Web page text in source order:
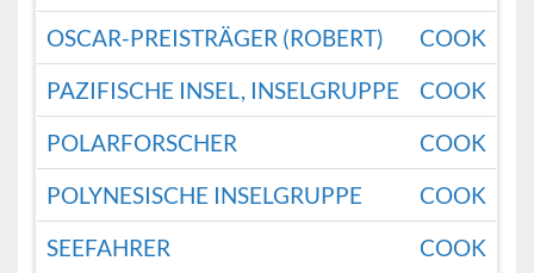
OSCAR-PREISTRÄGER (ROBERT)
COOK
PAZIFISCHE INSEL, INSELGRUPPE
COOK
POLARFORSCHER
COOK
POLYNESISCHE INSELGRUPPE
COOK
SEEFAHRER
COOK